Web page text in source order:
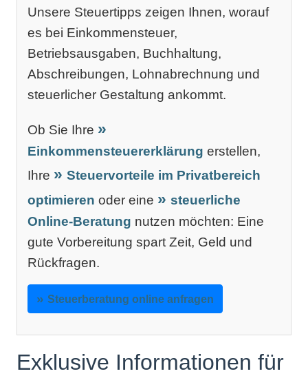
Unsere Steuertipps zeigen Ihnen, worauf
es bei Einkommensteuer,
Betriebsausgaben, Buchhaltung,
Abschreibungen, Lohnabrechnung und
steuerlicher Gestaltung ankommt.
Ob Sie Ihre
Einkommensteuererklärung erstellen,
Ihre
Steuervorteile im Privatbereich
optimieren oder eine
steuerliche
Online-Beratung nutzen möchten: Eine
gute Vorbereitung spart Zeit, Geld und
Rückfragen.
Steuerberatung online anfragen
Exklusive Informationen für